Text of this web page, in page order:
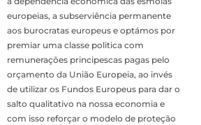
europeias, a subserviência permanente
aos burocratas europeus e optámos por
premiar uma classe politica com
remunerações principescas pagas pelo
orçamento da União Europeia, ao invés
de utilizar os Fundos Europeus para dar o
salto qualitativo na nossa economia e
com isso reforçar o modelo de proteção